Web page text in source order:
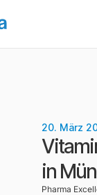
20. März
in
Pharma